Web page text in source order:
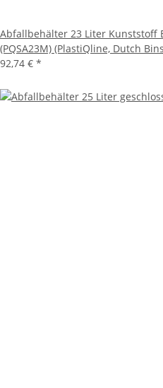
Abfallbehälter 23 Liter Kunststoff
(PQSA23M) (PlastiQline, Dutch
92,74 € *